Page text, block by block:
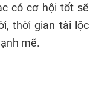
có cơ hội tốt sẽ
thời gian tài lộc
mẽ.